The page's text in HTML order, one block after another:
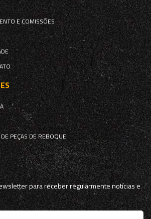
E COMISSÕES
PEÇAS DE REBOQUE
para receber regularmente notícias e